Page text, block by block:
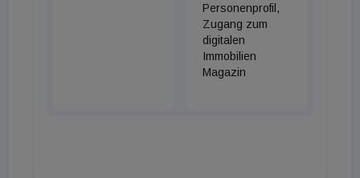
Personenprofil,
Zugang zum
digitalen
Immobilien
Magazin